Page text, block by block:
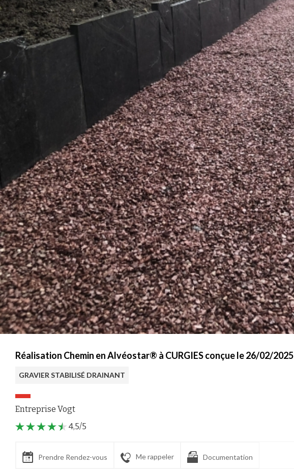
Réalisation Chemin en Alvéostar® à CURGIES conçue le 26/02/2025
GRAVIER STABILISÉ DRAINANT
Entreprise Vogt
4,5/5
Prendre Rendez-vous Me rappeler Documentation